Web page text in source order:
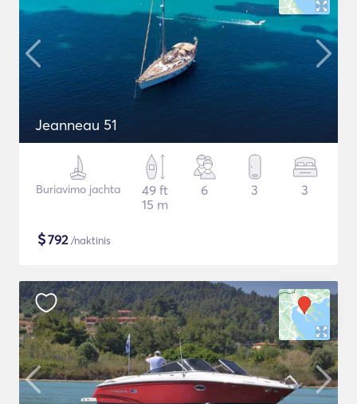
Jeanneau 51
Buriavimo jachta
49 ft
15 m
6 3 3
$792/naktinis